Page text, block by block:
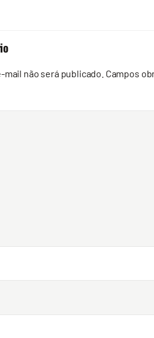
não será publicado. Campos